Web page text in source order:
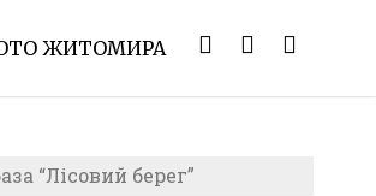
ЖИТОМИРА
“Лісовий берег”